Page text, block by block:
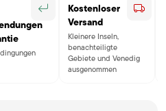
Kostenloser
Versand
Kleinere Inseln,
benachteiligte
Gebiete und Venedig
ausgenommen